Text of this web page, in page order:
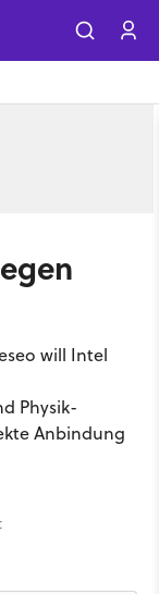
will Intel
Physik-
Anbindung